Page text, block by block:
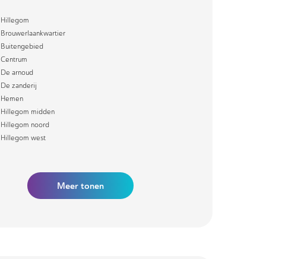
Hillegom
Brouwerlaankwartier
Buitengebied
Centrum
De arnoud
De zanderij
Hemen
Hillegom midden
Hillegom noord
Hillegom west
Meer tonen